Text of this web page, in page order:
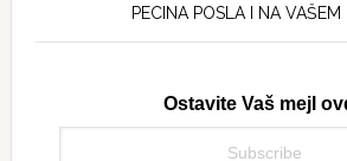
PECINA POSLA I NA VAŠEM
Ostavite Vaš mejl